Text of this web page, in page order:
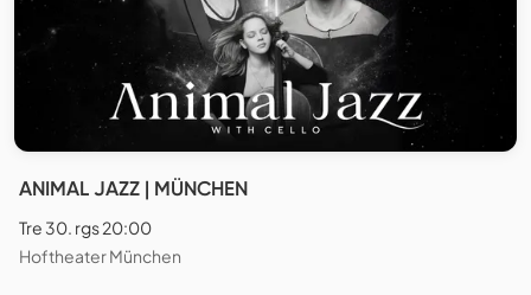
ANIMAL JAZZ | MÜNCHEN
Tre 30. rgs 20:00
Hoftheater München